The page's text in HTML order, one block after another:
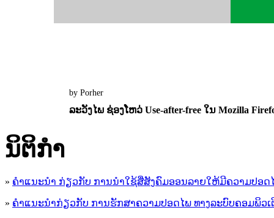
by Porher
ລະວັງໄພ ຊ່ອງໂຫວ່ Use-after-free ໃນ Mozilla
ນິ​ຕິ​ກໍາ
» ຄໍາແນະນໍາ ກ່ຽວກັບ ການນໍາໃຊ້ສື່ສັງຄົມອອນລາຍໃຫ້ມີຄວາມປອດ
» ຄຳແນະນຳກ່ຽວກັບ ການຮັກສາຄວາມປອດໄພ ທາງລະບົບຄອມພິວເ